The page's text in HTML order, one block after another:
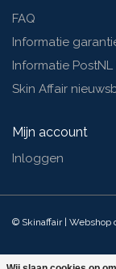
FAQ
Informatie
Informatie PostNL
Skin Affair
Mijn account
Inloggen
© Skinaffair | Webshop